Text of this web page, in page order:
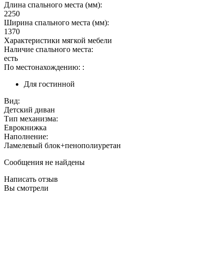
Длина спального места (мм):
2250
Ширина спального места (мм):
1370
Характеристики мягкой мебели
Наличие спального места:
есть
По местонахождению: :
Для гостинной
Вид:
Детский диван
Тип механизма:
Еврокнижка
Наполнение:
Ламелевый блок+пенополиуретан
Сообщения не найдены
Написать отзыв
Вы смотрели